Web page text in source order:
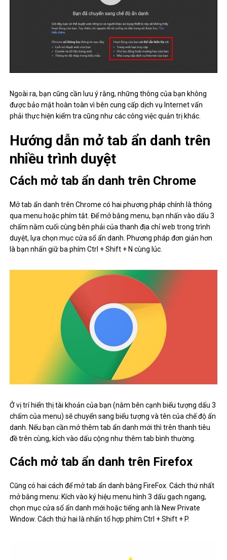
Ngoài ra, bạn cũng cần lưu ý rằng, những thông của bạn không
được bảo mật hoàn toàn vì bên cung cấp dịch vụ Internet vấn
phải thực hiện kiểm tra cũng như các công việc quản trị khác.
Hướng dẫn mở tab ẩn danh trên
nhiều trình duyệt
Cách mở tab ẩn danh trên Chrome
Mở tab ẩn danh trên Chrome có hai phương pháp chính là thông
qua menu hoặc phím tắt. Để mở bằng menu, bạn nhấn vào dấu 3
chấm nằm cuối cùng bên phải của thanh địa chỉ web trong trình
duyệt, lựa chọn mục cửa sổ ẩn danh. Phương pháp đơn giản hơn
là bạn nhấn giữ ba phím Ctrl + Shift + N cùng lúc.
Ở vị trí hiển thị tài khoản của bạn (nằm bên cạnh biểu tượng dấu 3
chấm của menu) sẽ chuyển sang biểu tượng và tên của chế độ ẩn
danh. Nếu bạn cần mở thêm tab ẩn danh mới thì trên thanh tiêu
đề trên cùng, kích vào dấu cộng như thêm tab bình thường.
Cách mở tab ẩn danh trên Firefox
Cũng có hai cách để mở tab ẩn danh bằng FireFox. Cách thứ nhất
mở bằng menu: Kích vào ký hiệu menu hình 3 dấu gạch ngang,
chọn mục cửa sổ ẩn danh mới hoặc tiếng anh là New Private
Window. Cách thứ hai là nhấn tổ hợp phím Ctrl + Shift + P.